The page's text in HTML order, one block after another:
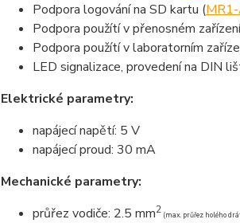
Podpora logování na SD kartu (
Podpora použítí v přenosném
Podpora použítí v laboratorním
LED signalizace, provedení na DIN
Elektrické parametry:
napájecí napětí: 5 V
napájecí proud: 30 mA
Mechanické parametry:
průřez vodiče: 2.5 mm2(max. průřez holého